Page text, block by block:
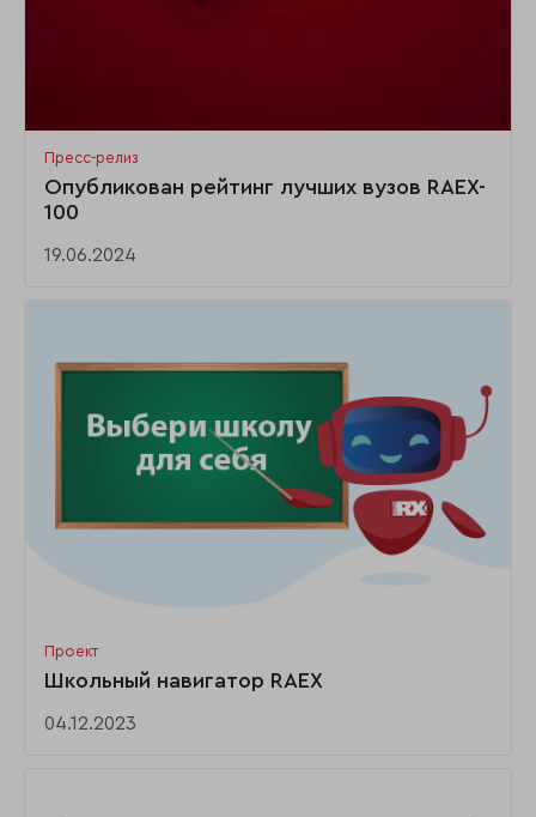
Пресс-релиз
Опубликован рейтинг лучших вузов RAEX-
100
19.06.2024
Проект
Школьный навигатор RAEX
04.12.2023